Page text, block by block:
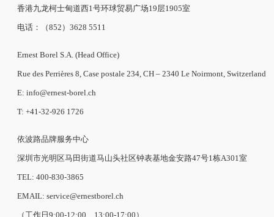
香港九龙柯士甸道西1号环球贸易广场19层1905室
电话：（852）3628 5511
Ernest Borel S.A. (Head Office)
Rue des Perrières 8, Case postale 234, CH – 2340 Le Noirmont, Switzerland
E: info@ernest-borel.ch
T: +41-32-926 1726
依波路品牌服务中心
深圳市光明区马田街道马山头社区钟表基地金安路47号1栋A301室
TEL: 400-830-3865
EMAIL: service@ernestborel.ch
（工作日9:00-12:00、13:00-17:00）